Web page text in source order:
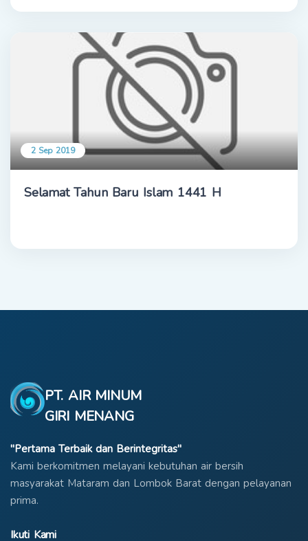
2 Sep 2019
Selamat Tahun Baru Islam 1441 H
PT. AIR MINUM
GIRI MENANG
"Pertama Terbaik dan Berintegritas"
Kami berkomitmen melayani kebutuhan air bersih
masyarakat Mataram dan Lombok Barat dengan pelayanan
prima.
Ikuti Kami